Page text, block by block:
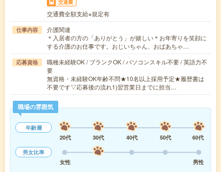
交通費
交通費全額支給※規定有
仕事内容
介護関連
＊入居者の方の「ありがとう」が嬉しい＊お年寄りを笑顔に
する介護のお仕事です。おじいちゃん、おばあちゃ…
応募資格
職種未経験OK / ブランクOK / パソコンスキル不要 / 英語力不
要
無資格・未経験OK年齢不問★10名以上採用予定★履歴書は
不要です▽応募後の流れ1)翌営業日までに担当…
職場の雰囲気
年齢層
20代
30代 40代 50代
60代
男女比率
女性
男性